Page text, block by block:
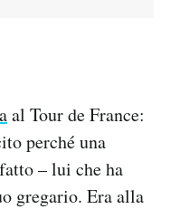
al Tour de France:
perché una
– lui che ha
gregario. Era alla